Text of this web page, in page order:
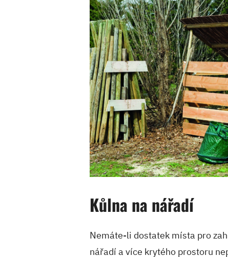
Kůlna na nářadí
Nemáte-li dostatek místa pro
nářadí a více krytého prostoru